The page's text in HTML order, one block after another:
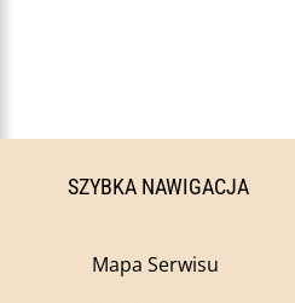
SZYBKA NAWIGACJA
Mapa Serwisu